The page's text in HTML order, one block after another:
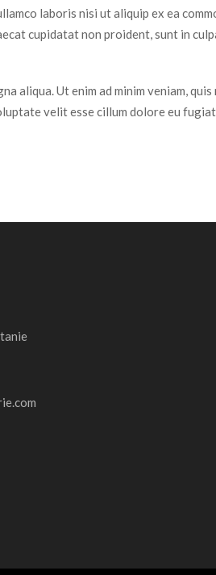
laboris nisi ut aliquip ex ea
cupidatat non proident, sunt in
aliqua. Ut enim ad minim veniam,
velit esse cillum dolore eu